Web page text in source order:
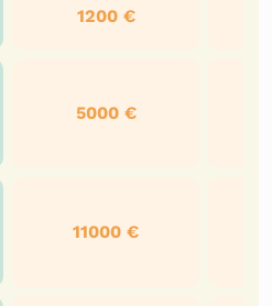
1200 €
5000 €
11000 €